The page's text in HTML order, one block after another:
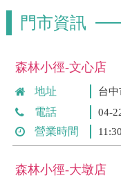
門市資訊
森林小徑-文心店
地址 台
電話 04-
營業時間
森林小徑-大墩店